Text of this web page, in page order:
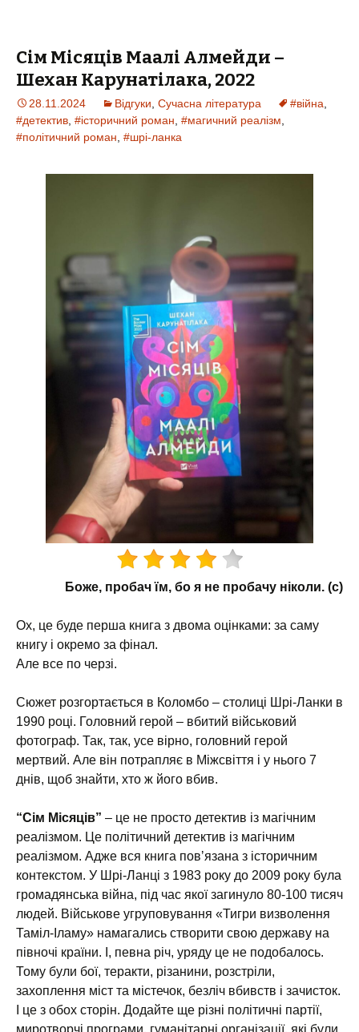
Сім Місяців Маалі Алмейди –
Шехан Карунатілака, 2022
28.11.2024 Відгуки Сучасна література #війна
#детектив #історичний роман #магичний реалізм
#політичний роман #шрі-ланка
Боже, пробач їм, бо я не пробачу ніколи. (с)
Ох, це буде перша книга з двома оцінками: за саму
книгу і окремо за фінал.
Але все по черзі.
Сюжет розгортається в Коломбо – столиці Шрі-Ланки в
1990 році. Головний герой – вбитий військовий
фотограф. Так, так, усе вірно, головний герой
мертвий. Але він потрапляє в Міжсвіття і у нього 7
днів, щоб знайти, хто ж його вбив.
“Сім Місяців” – це не просто детектив із магічним
реалізмом. Це політичний детектив із магічним
реалізмом. Адже вся книга повʼязана з історичним
контекстом. У Шрі-Ланці з 1983 року до 2009 року була
громадянська війна, під час якої загинуло 80-100 тисяч
людей. Військове угруповування «Тигри визволення
Таміл-Іламу» намагались створити свою державу на
півночі країни. І, певна річ, уряду це не подобалось.
Тому були бої, теракти, різанини, розстріли,
захоплення міст та містечок, безліч вбивств і зачисток.
І це з обох сторін. Додайте ще різні політичні партії,
миротворчі програми, гуманітарні організації, які були